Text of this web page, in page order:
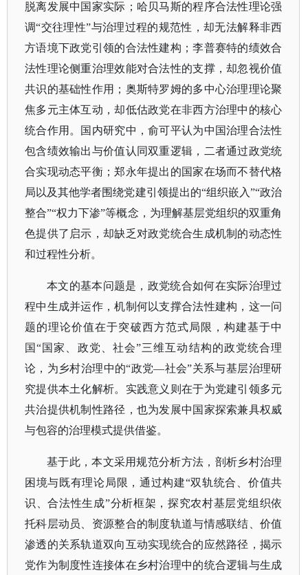
脱离发展中国家实际；哈贝马斯的程序合法性理论强
调“交往理性”与治理过程的规范性，却无法解释非西
方语境下政党引领的合法性建构；李普赛特的绩效合
法性理论侧重治理效能对合法性的支撑，却忽视价值
共识的基础性作用；奥斯特罗姆的多中心治理理论聚
焦多元主体互动，却低估政党在非西方治理中的核心
统合作用。国内研究中，俞可平认为中国治理合法性
包含绩效输出与价值认同双重逻辑，二者通过政党统
合实现动态平衡； 郑永年提出的国家在场而不替代格
局以及其他学者围绕党建引领提出的“组织嵌入”“政治
整合”“权力下渗”等概念，为理解基层党组织的双重角
色提供了启示，却缺乏对政党统合生成机制的动态性
和过程性分析。
本文的基本问题是，政党统合如何在实际治理过
程中生成并运作，机制何以支撑合法性建构，这一问
题的理论价值在于突破西方范式局限，构建基于中
国“国家、政党、社会”三维互动结构的政党统合理
论，为乡村治理中的“政党—社会”关系与基层治理研
究提供本土化解析。实践意义则在于为党建引领多元
共治提供机制性路径，也为发展中国家探索兼具权威
与包容的治理模式提供借鉴。
基于此，本文采用规范分析方法，剖析乡村治理
困境与既有理论局限，通过构建“双轨统合、价值共
识、合法性生成”分析框架，探究农村基层党组织依
托科层动员、资源整合的制度轨道与情感联结、价值
渗透的关系轨道双向互动实现统合的应然路径，揭示
党作为制度性连接体在乡村治理中的统合逻辑与生成